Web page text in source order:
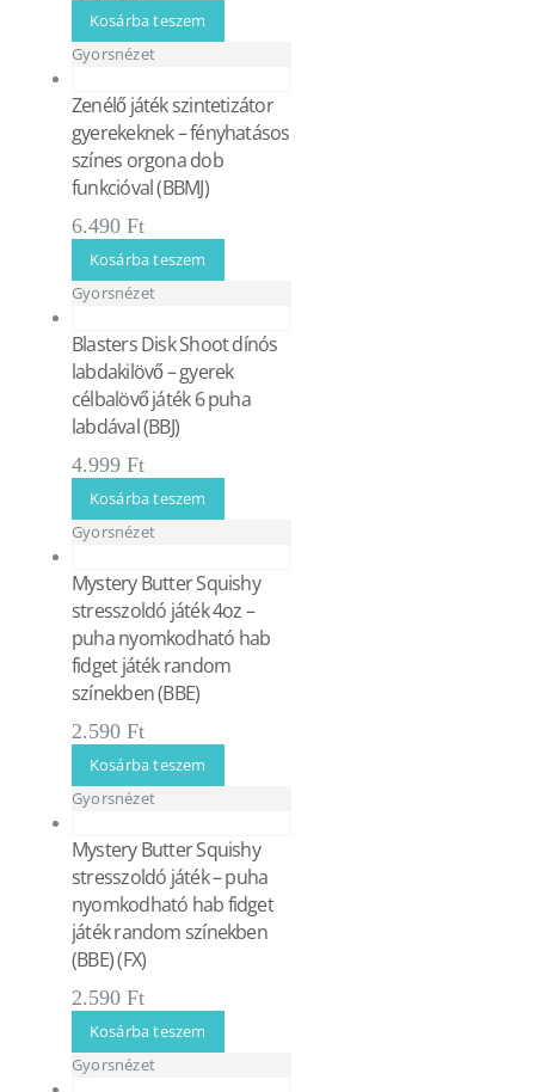
Kosárba teszem
Gyorsnézet
Zenélő játék szintetizátor
gyerekeknek – fényhatásos
színes orgona dob
funkcióval (BBMJ)
6.490 Ft
Kosárba teszem
Gyorsnézet
Blasters Disk Shoot dínós
labdakilövő – gyerek
célbalövő játék 6 puha
labdával (BBJ)
4.999 Ft
Kosárba teszem
Gyorsnézet
Mystery Butter Squishy
stresszoldó játék 4oz –
puha nyomkodható hab
fidget játék random
színekben (BBE)
2.590 Ft
Kosárba teszem
Gyorsnézet
Mystery Butter Squishy
stresszoldó játék – puha
nyomkodható hab fidget
játék random színekben
(BBE) (FX)
2.590 Ft
Kosárba teszem
Gyorsnézet